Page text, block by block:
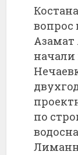
вопрос
Азамат
начали
по